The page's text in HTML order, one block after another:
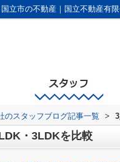
立市の不動産｜国立不動産有
のスタッフブログ記事一覧 >
・3LDKを比較